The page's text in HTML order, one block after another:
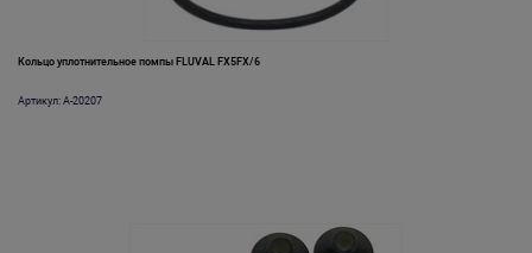
Кольцо уплотнительное помпы FLUVAL FX5FX/6
Артикул: A-20207